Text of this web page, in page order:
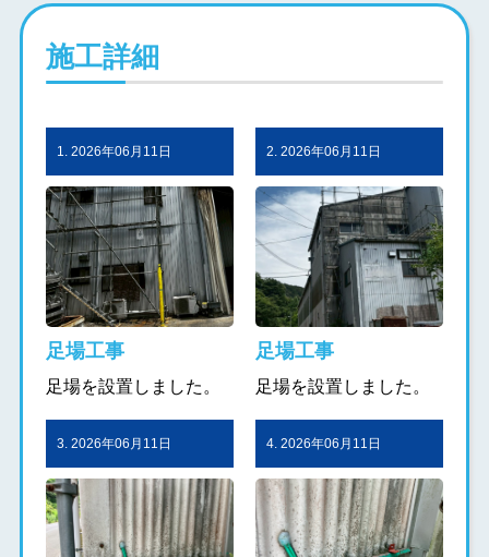
施工詳細
1. 2026年06月11日
足場工事
足場を設置しました。
2. 2026年06月11日
足場工事
足場を設置しました。
3. 2026年06月11日 4. 2026年06月11日